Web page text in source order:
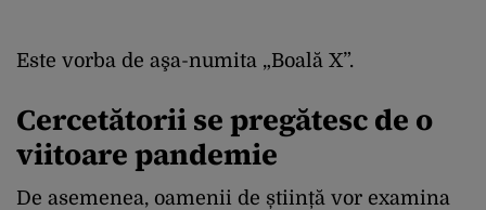
Este vorba de aşa-numita „Boală X”.
Cercetătorii se pregătesc de o
viitoare pandemie
De asemenea, oamenii de știință vor examina